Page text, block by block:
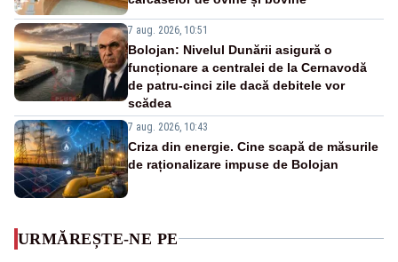
7 aug. 2026, 10:51
Bolojan: Nivelul Dunării asigură o
funcționare a centralei de la Cernavodă
de patru-cinci zile dacă debitele vor
scădea
7 aug. 2026, 10:43
Criza din energie. Cine scapă de măsurile
de raționalizare impuse de Bolojan
URMĂREȘTE-NE PE